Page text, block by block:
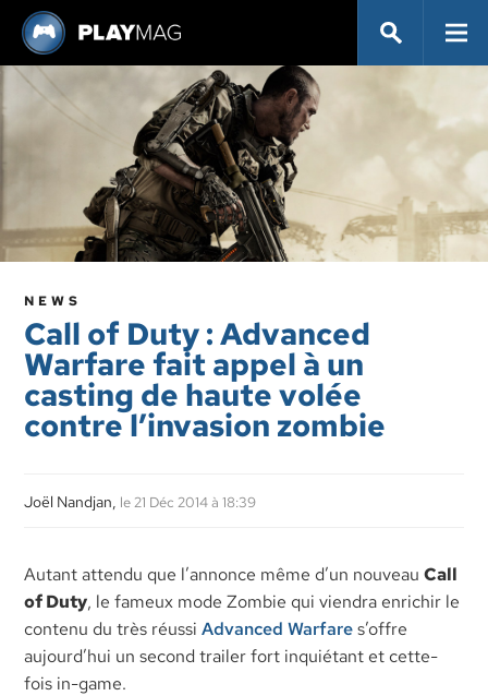
NEWS
Call of Duty : Advanced
Warfare fait appel à un
casting de haute volée
contre l’invasion zombie
Joël Nandjan, le 21 Déc 2014 à 18:39
Autant attendu que l’annonce même d’un nouveauCall
of Duty, le fameux mode Zombie qui viendra enrichir le
contenu du très réussiAdvanced Warfares’offre
aujourd’hui un second trailer fort inquiétant et cette-
fois in-game.